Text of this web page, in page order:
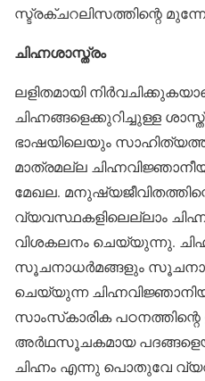
സ്ട്രക്ചറലിസത്തിന്റെ
ചിഹ്നശാസ്ത്രം
ലളിതമായി
ചിഹ്നങ്ങളെക്കുറിച്ചുള്ള
ഭാഷയിലെയും
മാത്രമല്ല
മേഖല.
വ്യവസ്ഥകളിലെല്ലാം
വിശകലനം ചെയ്യുന്നു.
സൂചനാധര്‍മങ്ങളും
ചെയ്യുന്ന
സാംസ്‌കാരിക
അര്‍ഥസൂചകമായ
ചിഹ്നം എന്നു പൊതുവേ